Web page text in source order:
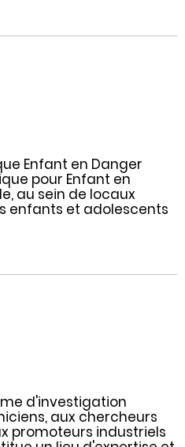
Enfant en Danger
pour Enfant en
au sein de locaux
enfants et adolescents
d'investigation
aux chercheurs
promoteurs industriels